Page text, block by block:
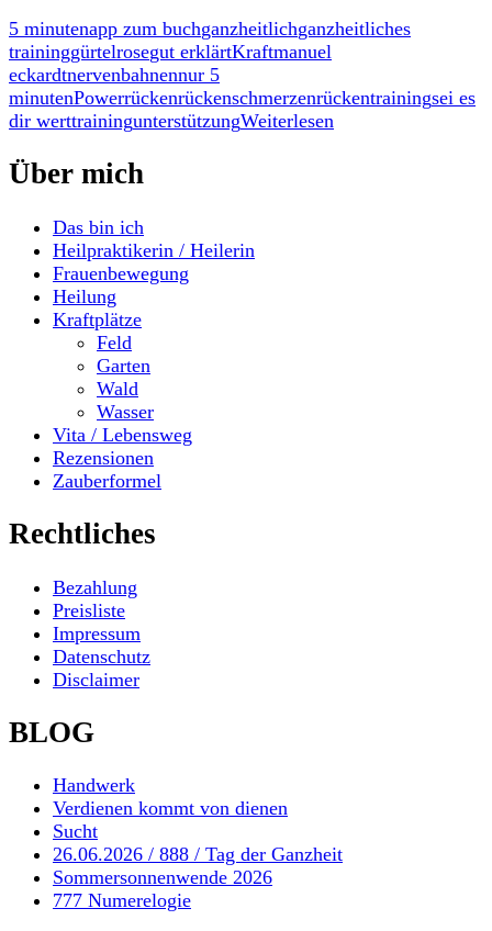
5 minutenapp zum buchganzheitlichganzheitliches
traininggürtelrosegut erklärtKraftmanuel
eckardtnervenbahnennur 5
minutenPowerrückenrückenschmerzenrückentrainingsei es
dir werttrainingunterstützungWeiterlesen
Über mich
Das bin ich
Heilpraktikerin / Heilerin
Frauenbewegung
Heilung
Kraftplätze
Feld
Garten
Wald
Wasser
Vita / Lebensweg
Rezensionen
Zauberformel
Rechtliches
Bezahlung
Preisliste
Impressum
Datenschutz
Disclaimer
BLOG
Handwerk
Verdienen kommt von dienen
Sucht
26.06.2026 / 888 / Tag der Ganzheit
Sommersonnenwende 2026
777 Numerelogie